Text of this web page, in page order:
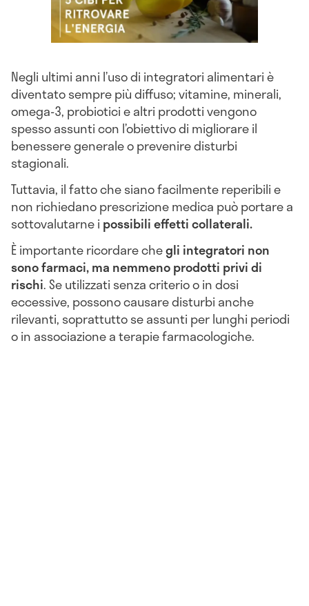
Negli ultimi anni l’uso di integratori alimentari è
diventato sempre più diffuso; vitamine, minerali,
omega-3, probiotici e altri prodotti vengono
spesso assunti con l’obiettivo di migliorare il
benessere generale o prevenire disturbi
stagionali.
Tuttavia, il fatto che siano facilmente reperibili e
non richiedano prescrizione medica può portare a
sottovalutarne i possibili effetti collaterali.
È importante ricordare chegli integratori non
sono farmaci, ma nemmeno prodotti privi di
rischi. Se utilizzati senza criterio o in dosi
eccessive, possono causare disturbi anche
rilevanti, soprattutto se assunti per lunghi periodi
o in associazione a terapie farmacologiche.